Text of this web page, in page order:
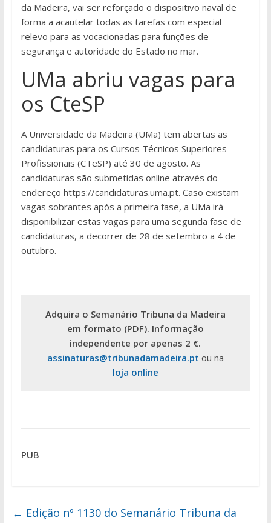
da Madeira, vai ser reforçado o dispositivo naval de
forma a acautelar todas as tarefas com especial
relevo para as vocacionadas para funções de
segurança e autoridade do Estado no mar.
UMa abriu vagas para
os CteSP
A Universidade da Madeira (UMa) tem abertas as
candidaturas para os Cursos Técnicos Superiores
Profissionais (CTeSP) até 30 de agosto. As
candidaturas são submetidas online através do
endereço https://candidaturas.uma.pt. Caso existam
vagas sobrantes após a primeira fase, a UMa irá
disponibilizar estas vagas para uma segunda fase de
candidaturas, a decorrer de 28 de setembro a 4 de
outubro.
Adquira o Semanário Tribuna da Madeira
em formato (PDF). Informação
independente por apenas 2 €.
assinaturas@tribunadamadeira.pt ou na
loja online
PUB
← Edição nº 1130 do Semanário Tribuna da